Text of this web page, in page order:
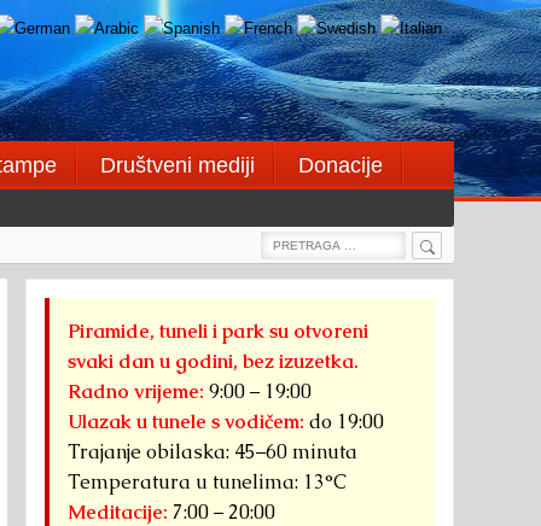
Društveni mediji
Donacije
Search
Search
Piramide, tuneli i park su otvoreni
svaki dan u godini, bez izuzetka.
Radno vrijeme: 9:00 – 19:00
Ulazak u tunele s vodičem: do 19:00
Trajanje obilaska: 45–60 minuta
Temperatura u tunelima: 13°C
Meditacije: 7:00 – 20:00